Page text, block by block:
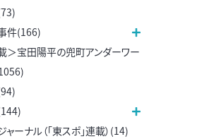
件(166)
＞宝田陽平の兜町アンダーワー
ャーナル（「東スポ」連載）(14)